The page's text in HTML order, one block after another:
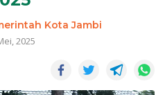
Kota Jambi
2025